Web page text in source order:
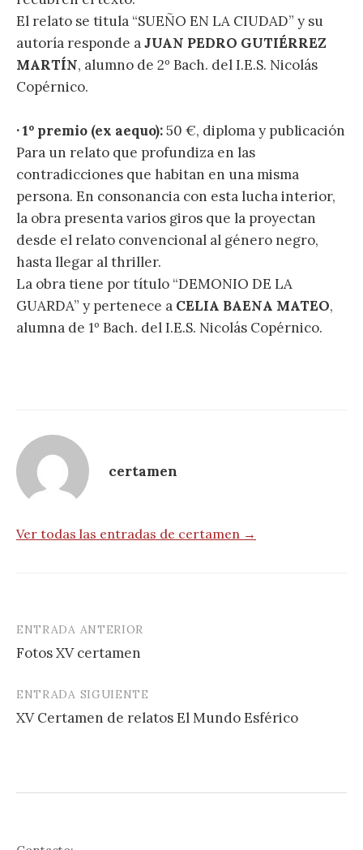
El relato se titula “SUEÑO EN LA CIUDAD” y su
autoría responde aJUAN PEDRO GUTIÉRREZ
MARTÍN, alumno de 2º Bach. del I.E.S. Nicolás
Copérnico.
· 1º premio (ex aequo):50 €, diploma y publicación
Para un relato que profundiza en las
contradicciones que habitan en una misma
persona. En consonancia con esta lucha interior,
la obra presenta varios giros que la proyectan
desde el relato convencional al género negro,
hasta llegar al thriller.
La obra tiene por título “DEMONIO DE LA
GUARDA” y pertenece a CELIA BAENA MATEO,
alumna de 1º Bach. del I.E.S. Nicolás Copérnico.
certamen
Ver todas las entradas de certamen →
Navegación
de
entradas
ENTRADA ANTERIOR
Fotos XV certamen
ENTRADA SIGUIENTE
XV Certamen de relatos El Mundo Esférico